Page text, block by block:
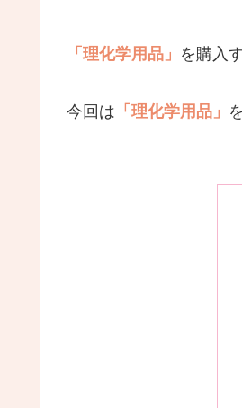
「理化学用品」 を購入
今回は 「理化学用品」